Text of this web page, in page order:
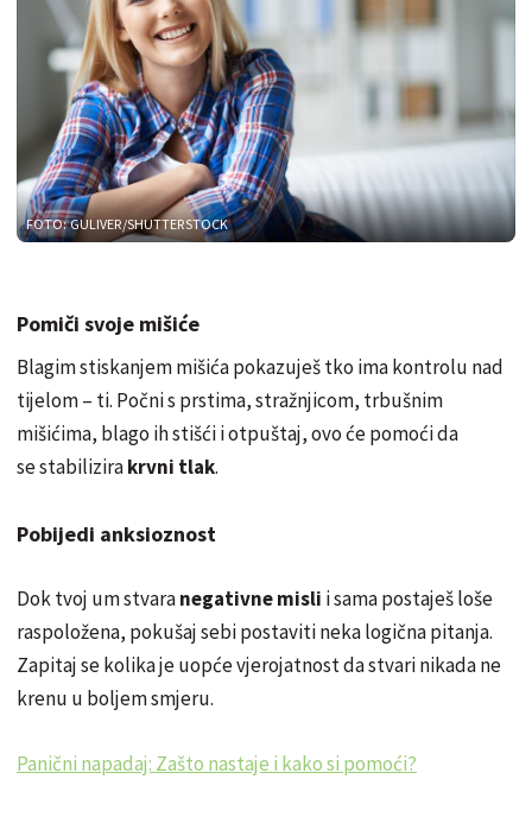
FOTO: GULIVER/SHUTTERSTOCK
Pomiči svoje mišiće
Blagim stiskanjem mišića pokazuješ tko ima kontrolu nad
tijelom – ti. Počni s prstima, stražnjicom, trbušnim
mišićima, blago ih stišći i otpuštaj, ovo će pomoći da
se stabilizirakrvni tlak.
Pobijedi anksioznost
Dok tvoj um stvaranegativne misli i sama postaješ loše
raspoložena, pokušaj sebi postaviti neka logična pitanja.
Zapitaj se kolika je uopće vjerojatnost da stvari nikada ne
krenu u boljem smjeru.
Panični napadaj: Zašto nastaje i kako si pomoći?